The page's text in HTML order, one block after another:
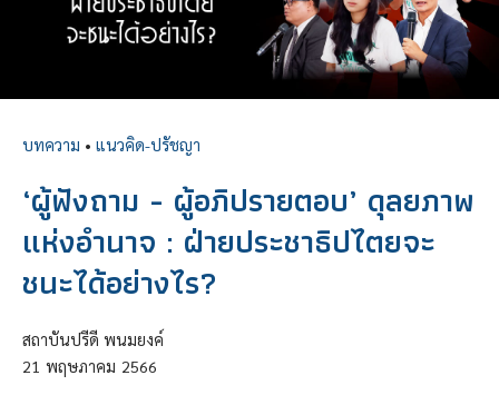
บทความ • แนวคิด-ปรัชญา
‘ผู้ฟังถาม - ผู้อภิปรายตอบ’ ดุลยภาพ
แห่งอำนาจ : ฝ่ายประชาธิปไตยจะ
ชนะได้อย่างไร?
สถาบันปรีดี พนมยงค์
21 พฤษภาคม 2566